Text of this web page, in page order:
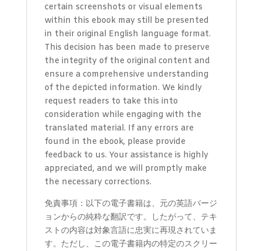
certain screenshots or visual elements
within this ebook may still be presented
in their original English language format.
This decision has been made to preserve
the integrity of the original content and
ensure a comprehensive understanding
of the depicted information. We kindly
request readers to take this into
consideration while engaging with the
translated material. If any errors are
found in the ebook, please provide
feedback to us. Your assistance is highly
appreciated, and we will promptly make
the necessary corrections.
免責事項：以下の電子書籍は、元の英語バージ
ョンからの純粋な翻訳です。したがって、テキ
ストの内容は対象言語に忠実に再現されていま
す。ただし、この電子書籍内の特定のスクリー